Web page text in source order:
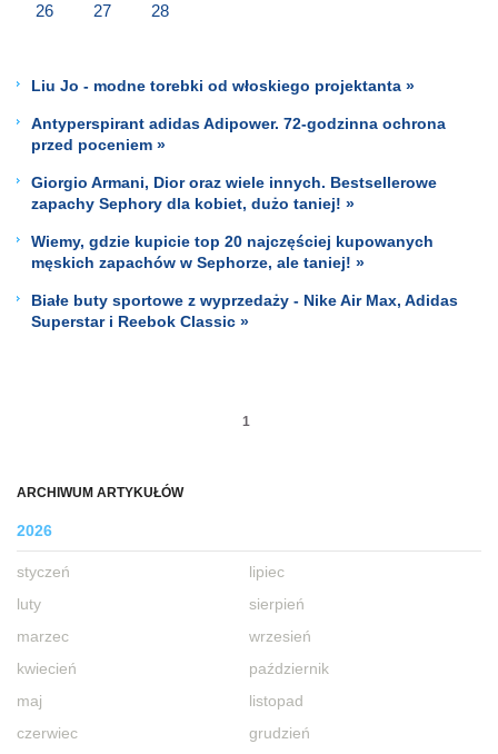
ARCHIWUM ARTYKUŁÓW
2026
styczeń
luty
marzec
kwiecień
maj
czerwiec
lipiec
sierpień
wrzesień
październik
listopad
grudzień
26 27 28
Liu Jo - modne torebki od włoskiego projektanta »
Antyperspirant adidas Adipower. 72-godzinna ochrona
przed poceniem »
Giorgio Armani, Dior oraz wiele innych. Bestsellerowe
zapachy Sephory dla kobiet, dużo taniej! »
Wiemy, gdzie kupicie top 20 najczęściej kupowanych
męskich zapachów w Sephorze, ale taniej! »
Białe buty sportowe z wyprzedaży - Nike Air Max, Adidas
Superstar i Reebok Classic »
1